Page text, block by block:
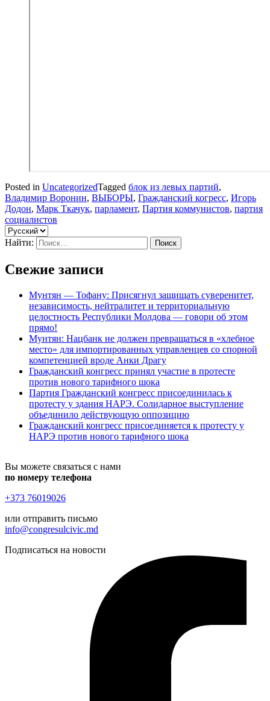
Posted in UncategorizedTagged блок из левых партий,
Владимир Воронин, ВЫБОРЫ, Гражданский когресс, Игорь
Додон, Марк Ткачук, парламент, Партия коммунистов, партия
социалистов
Найти:
Свежие записи
Мунтян — Тофану: Присягнул защищать суверенитет,
независимость, нейтралитет и территориальную
целостность Республики Молдова — говори об этом
прямо!
Мунтян: Нацбанк не должен превращаться в «хлебное
место» для импортированных управленцев со спорной
компетенцией вроде Анки Драгу
Гражданский конгресс принял участие в протесте
против нового тарифного шока
Партия Гражданский конгресс присоединилась к
протесту у здания НАРЭ. Солидарное выступление
объединило действующую оппозицию
Гражданский конгресс присоединяется к протесту у
НАРЭ против нового тарифного шока
Вы можете связаться с нами
по номеру телефона
+373 76019026
или отправить письмо
info@congresulcivic.md
Подписаться на новости